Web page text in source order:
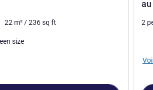
22 m²/236sq ft
size
2